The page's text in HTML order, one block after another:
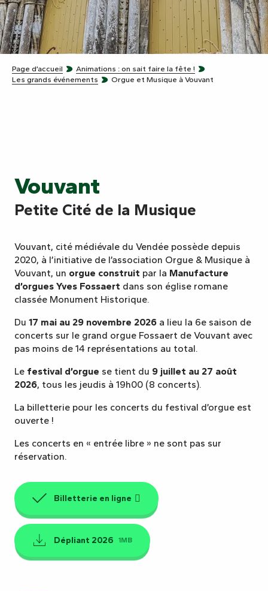
Page d’accueil
Animations : on sait faire la fête !
Les grands événements
Orgue et Musique à Vouvant
Vouvant
Petite Cité de la Musique
Vouvant, cité médiévale du Vendée possède depuis
2020, à l’initiative de l’association Orgue & Musique à
Vouvant, un orgue construit par la Manufacture
d’orgues Yves Fossaert dans son église romane
classée Monument Historique.
Du 17 mai au 29 novembre 2026 a lieu la 6e saison de
concerts sur le grand orgue Fossaert de Vouvant avec
pas moins de 14 représentations au total.
Le festival d’orgue se tient du 9 juillet au 27 août
2026, tous les jeudis à 19h00 (8 concerts).
La billetterie pour les concerts du festival d’orgue est
ouverte !
Les concerts en « entrée libre » ne sont pas sur
réservation.
Billetterie en ligne
Dépliant 2026 1MB